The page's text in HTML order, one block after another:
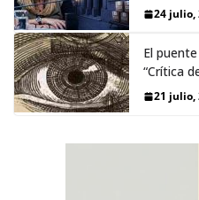
24 julio,
El
“Crítica
21 julio,